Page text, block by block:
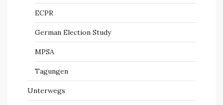
ECPR
German Election Study
MPSA
Tagungen
Unterwegs